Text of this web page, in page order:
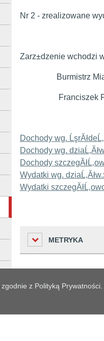
Nr 2 - zrealizowane
Zarz±dzenie wchodzi
Burmistrz
Franciszek
Dochody wg.
Dochody wg.
Dochody
Wydatki wg.
Wydatki
METRYKA
z Polityką